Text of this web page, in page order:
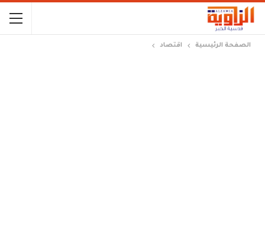
الصفحة الرئيسية اقتصاد